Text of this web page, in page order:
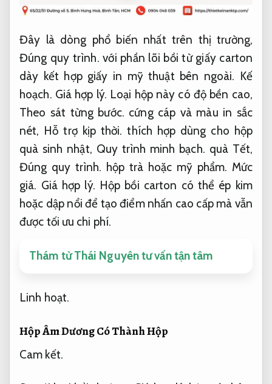
Đây là dòng phổ biến nhất trên thị trường,
Đúng quy trình. với phần lõi bồi từ giấy carton
dày kết hợp giấy in mỹ thuật bên ngoài. Kế
hoạch. Giá hợp lý. Loại hộp này có độ bền cao,
Theo sát từng bước. cứng cáp và màu in sắc
nét, Hỗ trợ kịp thời. thích hợp dùng cho hộp
quà sinh nhật, Quy trình minh bạch. quà Tết,
Đúng quy trình. hộp trà hoặc mỹ phẩm. Mức
giá. Giá hợp lý. Hộp bồi carton có thể ép kim
hoặc dập nổi để tạo điểm nhấn cao cấp mà vẫn
được tối ưu chi phí.
Thám tử Thái Nguyên tư vấn tận tâm
Linh hoạt.
Hộp Âm Dương Có Thành Hộp
Cam kết.